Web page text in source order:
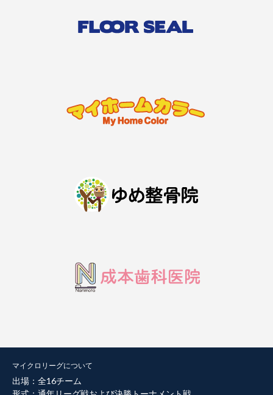
マイクロリーグについて
出場：全16チーム